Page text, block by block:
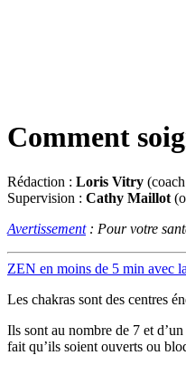
Comment
Rédaction : Loris Vitry
Supervision : Cathy Maillot
Avertissement: Pour votre
ZEN en moins de 5 min avec
Les chakras sont des centres
Ils sont au nombre de 7 et
fait qu’ils soient ouverts ou